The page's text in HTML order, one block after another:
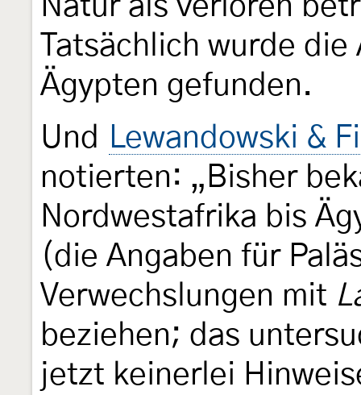
Natur als verloren
Tatsächlich wurde
Ägypten gefunden.
Und
Lewandowski &
notierten: „Bisher
Nordwestafrika bis
(die Angaben für
Verwechslungen mit
beziehen; das
jetzt keinerlei